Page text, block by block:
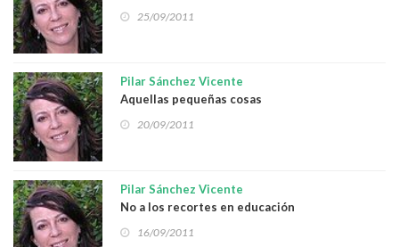
25/09/2011
Pilar Sánchez Vicente
Aquellas pequeñas cosas
20/09/2011
Pilar Sánchez Vicente
No a los recortes en educación
16/09/2011